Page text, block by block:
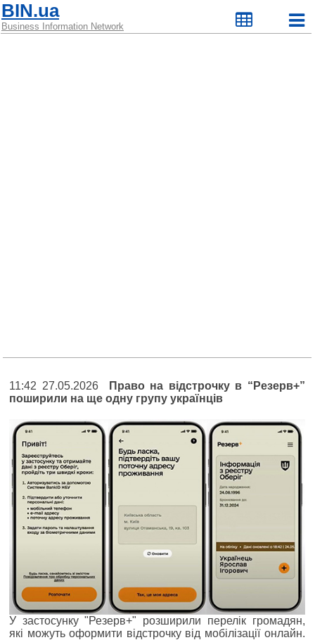
BIN.ua
Business Information Network
11:42 27.05.2026
Право на відстрочку в “Резерв+”
поширили на ще одну групу українців
У застосунку "Резерв+" розширили перелік громадян,
які можуть оформити відстрочку від мобілізації онлайн.